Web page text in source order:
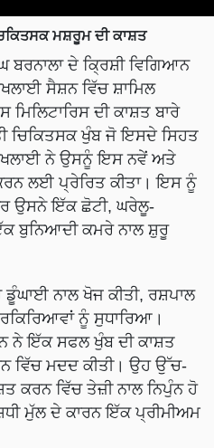
ਮਸ਼ਰੂਮ ਦੀ ਕਾਸ਼ਤ
ਬਰਨਾਲਾ ਦੇ ਕ੍ਰਿਸ਼ੀ ਵਿਗਿਆਨ
ਸੈਸ਼ਨ ਵਿੱਚ ਸ਼ਾਮਿਲ
ਦੀ ਕਾਸ਼ਤ ਬਾਰੇ
ਚਿਕਿਤਸਕ ਖੁੰਬ ਜੋ ਇਸਦੇ ਸਿਹਤ
ਨੇ ਉਸਨੂੰ ਇਸ ਨਵੇਂ ਅਤੇ
ਲਈ ਪ੍ਰੇਰਿਤ ਕੀਤਾ। ਇਸ ਨੂੰ
ਉਸਨੇ ਇੱਕ ਛੋਟੀ, ਘਰੇਲੂ-
ਬੁਨਿਆਦੀ ਕਮਰੇ ਨਾਲ ਸ਼ੁਰੂ
ਨਾਲ ਖੋਜ ਕੀਤੀ, ਰਸ਼ਪਾਲ
ਨੂੰ ਸੁਧਾਰਿਆ।
ਨੇ ਇੱਕ ਸਫਲ ਖੁੰਬ ਦੀ ਕਾਸ਼ਤ
ਵਿੱਚ ਮਦਦ ਕੀਤੀ। ਉਹ ਉੱਚ-
ਕਰਨ ਵਿੱਚ ਤੇਜ਼ੀ ਨਾਲ ਨਿਪੁੰਨ ਹੋ
ਮੁੱਲ ਦੇ ਕਾਰਨ ਇੱਕ ਪ੍ਰੀਮੀਅਮ